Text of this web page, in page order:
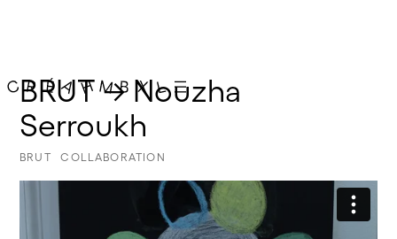
BRUT → Nouzha
Serroukh
BRUT COLLABORATION